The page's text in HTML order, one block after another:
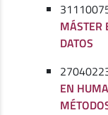
MÁSTER
DATOS
EN